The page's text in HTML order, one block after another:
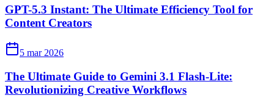
GPT-5.3 Instant: The Ultimate Efficiency Tool for
Content Creators
5 mar 2026
The Ultimate Guide to Gemini 3.1 Flash-Lite:
Revolutionizing Creative Workflows